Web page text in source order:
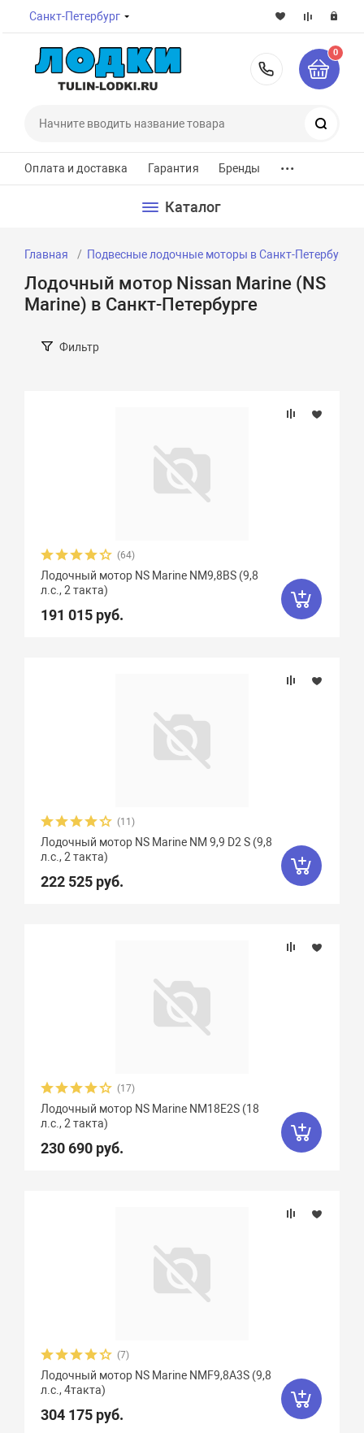
Санкт-Петербург
8-800-
0
Оплата и доставка Гарантия Бренды ...
Каталог
Главная Подвесные лодочные моторы в Санкт-Петербурге
Лодочный мотор Nissan Marine (NS
Marine) в Санкт-Петербурге
Фильтр
Количество цилиндров
Количество тактов
(64)
Лодочный мотор NS Marine NM9,8BS (9,8
л.с., 2 такта)
191 015 руб.
(11)
Лодочный мотор NS Marine NM 9,9 D2 S (9,8
л.с., 2 такта)
222 525 руб.
(17)
Лодочный мотор NS Marine NM18E2S (18
л.с., 2 такта)
230 690 руб.
(7)
Лодочный мотор NS Marine NMF9,8А3S (9,8
л.с., 4такта)
304 175 руб.